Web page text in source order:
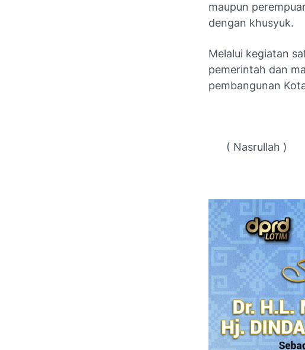
maupun
dengan khusyuk.
Melalui kegiatan
pemerintah dan
pembangunan
( Nasrullah )